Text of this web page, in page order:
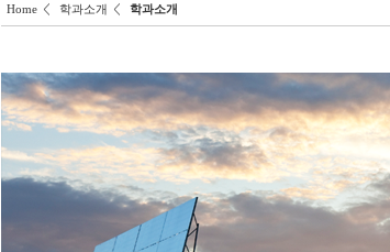
< 학과소개
< 학과소개
Home